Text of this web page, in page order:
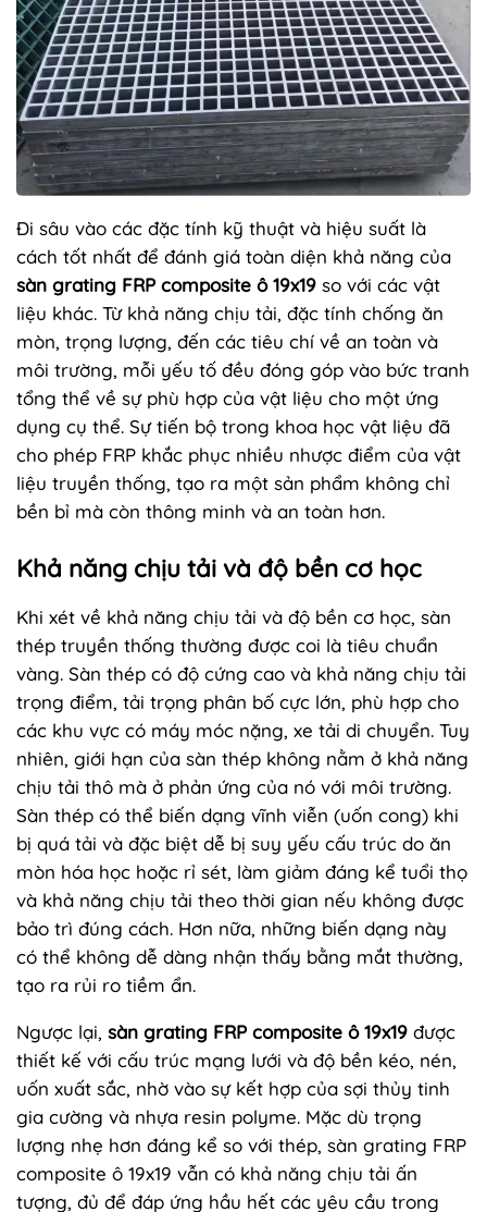
Đi sâu vào các đặc tính kỹ thuật và hiệu suất là
cách tốt nhất để đánh giá toàn diện khả năng của
sàn grating FRP composite ô 19x19 so với các vật
liệu khác. Từ khả năng chịu tải, đặc tính chống ăn
mòn, trọng lượng, đến các tiêu chí về an toàn và
môi trường, mỗi yếu tố đều đóng góp vào bức tranh
tổng thể về sự phù hợp của vật liệu cho một ứng
dụng cụ thể. Sự tiến bộ trong khoa học vật liệu đã
cho phép FRP khắc phục nhiều nhược điểm của vật
liệu truyền thống, tạo ra một sản phẩm không chỉ
bền bỉ mà còn thông minh và an toàn hơn.
Khả năng chịu tải và độ bền cơ học
Khi xét về khả năng chịu tải và độ bền cơ học, sàn
thép truyền thống thường được coi là tiêu chuẩn
vàng. Sàn thép có độ cứng cao và khả năng chịu tải
trọng điểm, tải trọng phân bố cực lớn, phù hợp cho
các khu vực có máy móc nặng, xe tải di chuyển. Tuy
nhiên, giới hạn của sàn thép không nằm ở khả năng
chịu tải thô mà ở phản ứng của nó với môi trường.
Sàn thép có thể biến dạng vĩnh viễn (uốn cong) khi
bị quá tải và đặc biệt dễ bị suy yếu cấu trúc do ăn
mòn hóa học hoặc rỉ sét, làm giảm đáng kể tuổi thọ
và khả năng chịu tải theo thời gian nếu không được
bảo trì đúng cách. Hơn nữa, những biến dạng này
có thể không dễ dàng nhận thấy bằng mắt thường,
tạo ra rủi ro tiềm ẩn.
Ngược lại, sàn grating FRP composite ô 19x19 được
thiết kế với cấu trúc mạng lưới và độ bền kéo, nén,
uốn xuất sắc, nhờ vào sự kết hợp của sợi thủy tinh
gia cường và nhựa resin polyme. Mặc dù trọng
lượng nhẹ hơn đáng kể so với thép, sàn grating FRP
composite ô 19x19 vẫn có khả năng chịu tải ấn
tượng, đủ để đáp ứng hầu hết các yêu cầu trong